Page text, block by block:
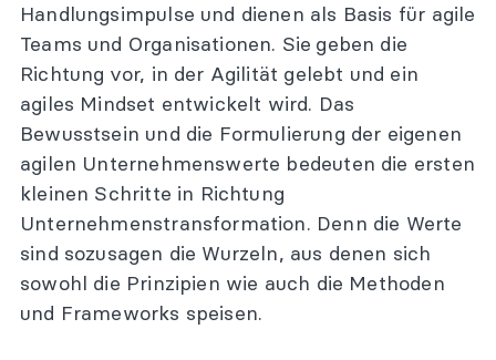
Master Class und Weiterbildungen
Masterclasses
Masterclass für fortgeschrittene Coaches
New Leadership Masterclass
Moderation Masterclass
Weiterbildungen
KI für Coaches
KI für Führungskräfte
Veränderung gestalten
Retros effektiv gestalten
Handlungsimpulse und dienen als Basis für agile
Teams und Organisationen. Sie geben die
Richtung vor, in der Agilität gelebt und ein
agiles Mindset entwickelt wird. Das
Bewusstsein und die Formulierung der eigenen
agilen Unternehmenswerte bedeuten die ersten
kleinen Schritte in Richtung
Unternehmenstransformation. Denn die Werte
sind sozusagen die Wurzeln, aus denen sich
sowohl die Prinzipien wie auch die Methoden
und Frameworks speisen.